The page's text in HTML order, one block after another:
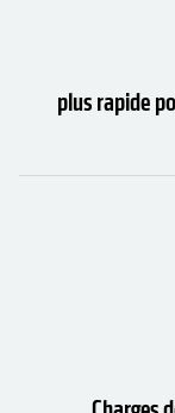
plus rapide